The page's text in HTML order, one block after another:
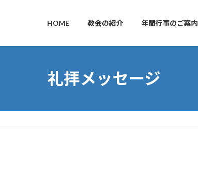
HOME 教会の紹介 年間行事のご案内
礼拝メッセージ